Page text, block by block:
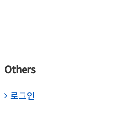
Others
로그인